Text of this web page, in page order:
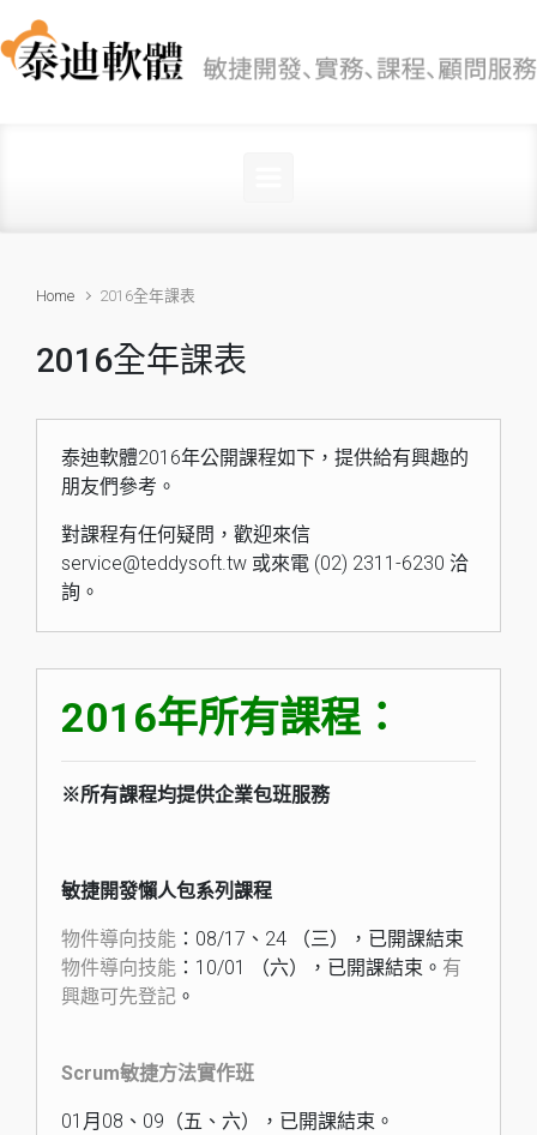
Skip to main content
Home 2016全年課表
2016全年課表
泰迪軟體2016年公開課程如下，提供給有興趣的
朋友們參考。
對課程有任何疑問，歡迎來信
service@teddysoft.tw 或來電 (02) 2311-6230 洽
詢。
2016年所有課程：
※所有課程均提供企業包班服務
敏捷開發懶人包系列課程
物件導向技能 ：08/17、24 （三），已開課結束
物件導向技能 ：10/01 （六），已開課結束。 有
興趣可先登記 。
Scrum敏捷方法實作班
01月08、09（五、六），已開課結束。